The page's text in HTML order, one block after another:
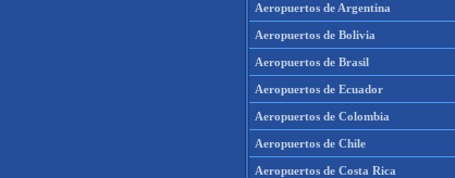
Aeropuertos de Argentina
Aeropuertos de Bolivia
Aeropuertos de Brasil
Aeropuertos de Ecuador
Aeropuertos de Colombia
Aeropuertos de Chile
Aeropuertos de Costa Rica